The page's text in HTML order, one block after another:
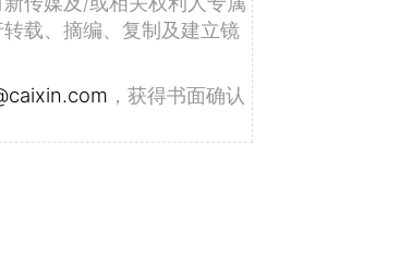
载、摘编、复制及建立镜
，获得书面确认